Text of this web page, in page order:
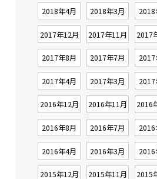
2018年4月 2018年3月 2018
2017年12月 2017年11月 2017
2017年8月 2017年7月 2017
2017年4月 2017年3月 2017
2016年12月 2016年11月 2016
2016年8月 2016年7月 2016
2016年4月 2016年3月 2016
2015年12月 2015年11月 2015